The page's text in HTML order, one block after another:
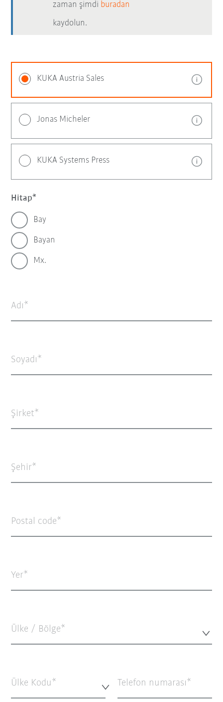
zaman şimdi buradan
kaydolun.
KUKA Austria Sales
Jonas Micheler
KUKA Systems Press
Hitap
Bay
Bayan
Mx.
Adı
Soyadı
Şirket
Şehir
Postal code
Yer
Ülke / Bölge*
Ülke Kodu* Telefon numarası